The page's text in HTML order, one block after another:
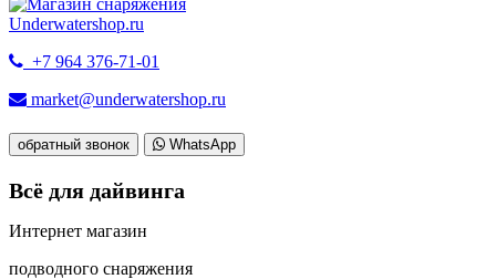
+7 964 376-71-01
market@underwatershop.ru
обратный звонок WhatsApp
Всё для дайвинга
Интернет магазин
подводного снаряжения